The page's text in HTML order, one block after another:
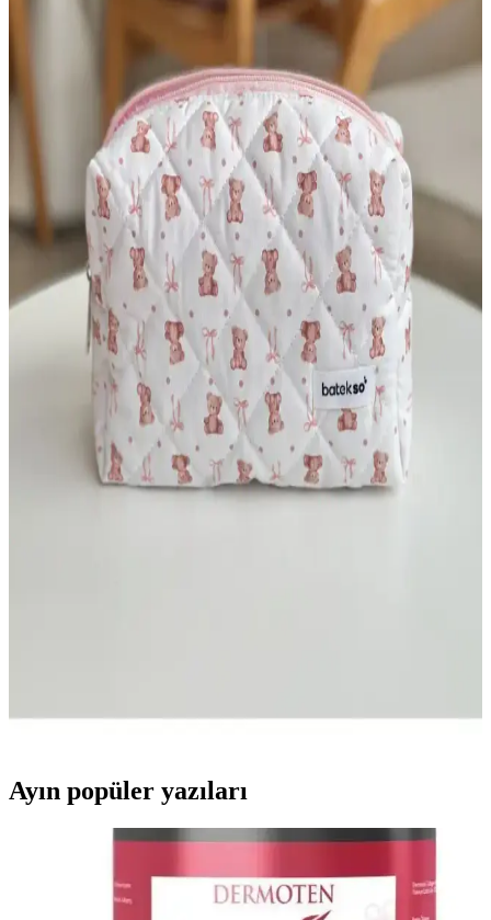
Bej renkli büyük makyaj çantaları, dayanıklı malzemeleri ve pratik
tasarımıyla makyaj ürünlerinizi güvenle taşımanızı sağlar. Geniş
bölmeleri ve şık görünümüyle kullanıcıların tercihidir.
Makyaj Çantası Seçiminde Boyut ve Malzeme
Makyaj çantası seçiminde boyut ve malzeme faktörleri, kullanım
amacı ve ihtiyaçlara uygunluk açısından büyük önem taşır. Doğru
seçimle ürünlerin korunması ve düzenli taşınması sağlanır.
Kozmetik Çanta Seçimi ve Seyahatlerde Kullanım
İpuçları: Pratik ve Dayanıklı Modeller
Seyahat ve günlük kullanım için ideal kozmetik çanta seçiminde
boyut, malzeme ve tasarım önemli. Dayanıklı, pratik ve düzenli
taşıma sağlayan modellerle bakım ürünlerinizi kolayca organize
Ecoform Organizer ile NS Reliable Captain Seyahat
Makyaj Çantası Karşılaştırması
Ayın popüler yazıları